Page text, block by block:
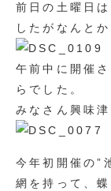
前日の土曜日
したがなんと
午前中に開催
らでした。
みなさん興味津
今年初開催の”
網を持って、